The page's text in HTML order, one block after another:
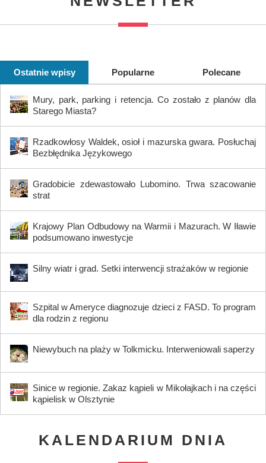
Ostatnie wpisy Popularne Polecane
Mury, park, parking i retencja. Co zostało z planów dla
Starego Miasta?
Rzadkowłosy Waldek, osioł i mazurska gwara. Posłuchaj
Bezbłędnika Językowego
Gradobicie zdewastowało Lubomino. Trwa szacowanie
strat
Krajowy Plan Odbudowy na Warmii i Mazurach. W Iławie
podsumowano inwestycje
Silny wiatr i grad. Setki interwencji strażaków w regionie
Szpital w Ameryce diagnozuje dzieci z FASD. To program
dla rodzin z regionu
Niewybuch na plaży w Tolkmicku. Interweniowali saperzy
Sinice w regionie. Zakaz kąpieli w Mikołajkach i na części
kąpielisk w Olsztynie
KALENDARIUM DNIA